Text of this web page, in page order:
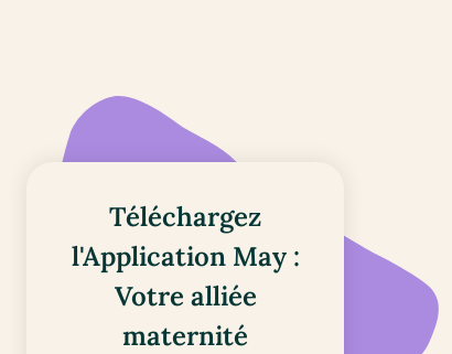
Téléchargez
l'Application May :
Votre alliée
maternité